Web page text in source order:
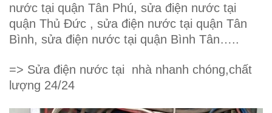
nước tại quận Tân Phú, sửa điện nước tại
quận Thủ Đức , sửa điện nước tại quận Tân
Bình, sửa điện nước tại quận Bình Tân…..
=> Sửa điện nước tại nhà nhanh chóng,chất
lượng 24/24